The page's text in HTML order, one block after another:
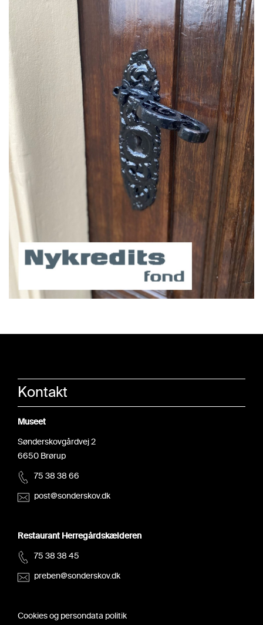
Kontakt
Museet
Sønderskovgårdvej 2
6650 Brørup
75 38 38 66
post@sonderskov.dk
Restaurant Herregårdskælderen
75 38 38 45
preben@sonderskov.dk
Cookies og persondata politik